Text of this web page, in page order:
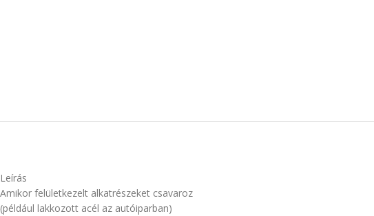
Leírás
Amikor felületkezelt alkatrészeket csavaroz
(például lakkozott acél az autóiparban)